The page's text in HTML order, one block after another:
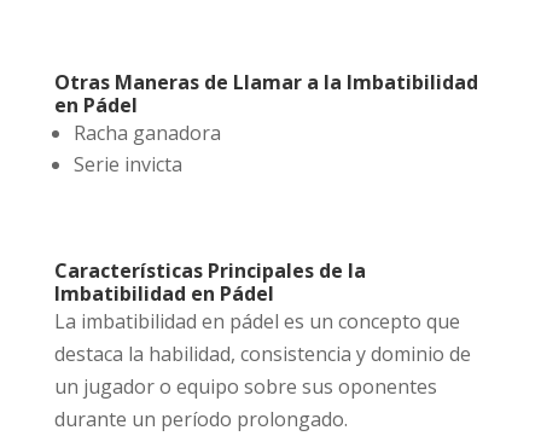
Otras Maneras de Llamar a la Imbatibilidad
en Pádel
Racha ganadora
Serie invicta
Características Principales de la
Imbatibilidad en Pádel
La imbatibilidad en pádel es un concepto que
destaca la habilidad, consistencia y dominio de
un jugador o equipo sobre sus oponentes
durante un período prolongado.